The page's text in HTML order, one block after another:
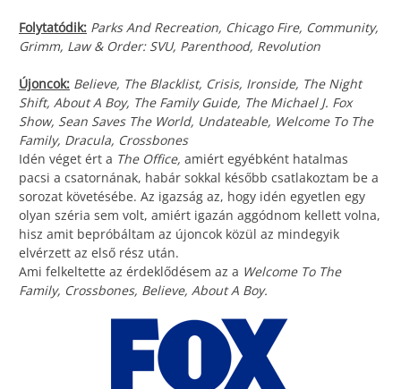
Folytatódik: Parks And Recreation, Chicago Fire, Community,
Grimm, Law & Order: SVU, Parenthood, Revolution
Újoncok: Believe, The Blacklist, Crisis, Ironside, The Night
Shift, About A Boy, The Family Guide, The Michael J. Fox
Show, Sean Saves The World, Undateable, Welcome To The
Family, Dracula, Crossbones
Idén véget ért a The Office, amiért egyébként hatalmas
pacsi a csatornának, habár sokkal később csatlakoztam be a
sorozat követésébe. Az igazság az, hogy idén egyetlen egy
olyan széria sem volt, amiért igazán aggódnom kellett volna,
hisz amit bepróbáltam az újoncok közül az mindegyik
elvérzett az első rész után.
Ami felkeltette az érdeklődésem az a Welcome To The
Family, Crossbones, Believe, About A Boy.